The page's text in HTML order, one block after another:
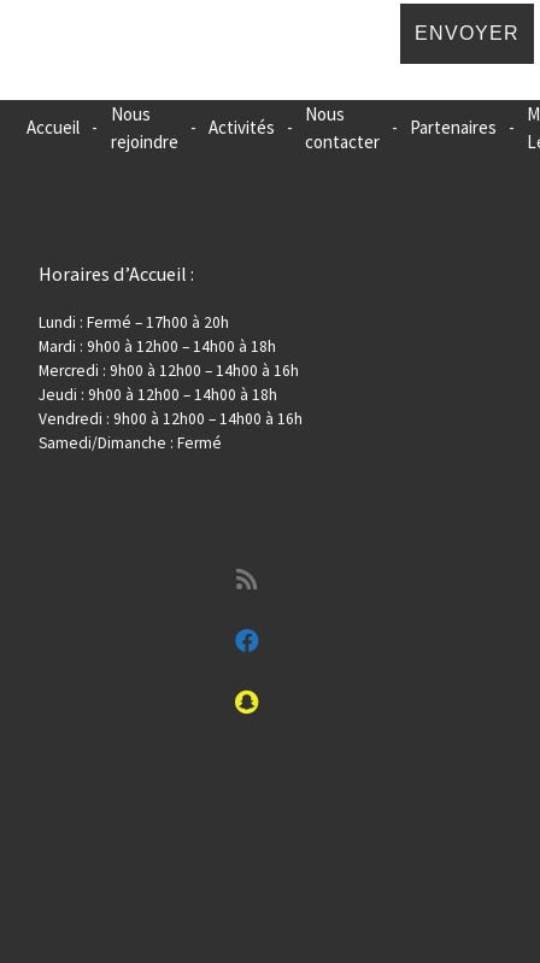
Accueil -
Nous
rejoindre
- Activités -
Nous
contacter
- Partenaires -
Horaires d’Accueil :
Lundi : Fermé – 17h00 à 20h
Mardi : 9h00 à 12h00 – 14h00 à 18h
Mercredi : 9h00 à 12h00 – 14h00 à 16h
Jeudi : 9h00 à 12h00 – 14h00 à 18h
Vendredi : 9h00 à 12h00 – 14h00 à 16h
Samedi/Dimanche : Fermé